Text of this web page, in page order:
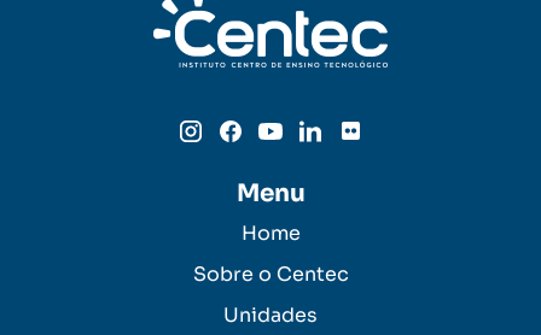
Menu
Home
Sobre o Centec
Unidades